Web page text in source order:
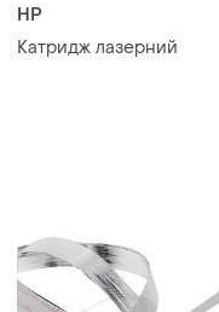
HP
Катридж лазерний